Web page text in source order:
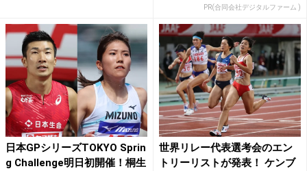
PR(合同会社デジタルファーム )
日本GPシリーズTOKYO Sprin
g Challenge明日初開催！桐生
世界リレー代表選考会のエン
トリーリストが発表！ ケンブ